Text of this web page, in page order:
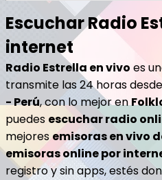
Escuchar Radio
internet
Radio Estrella en vivo es
transmite las 24 horas desde
- Perú, con lo mejor en
puedes escuchar radio
mejoresemisoras en vivo
emisoras online por
registro y sin apps, estés